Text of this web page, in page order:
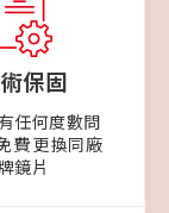
保固
任何度數問
費 更換同廠
鏡片